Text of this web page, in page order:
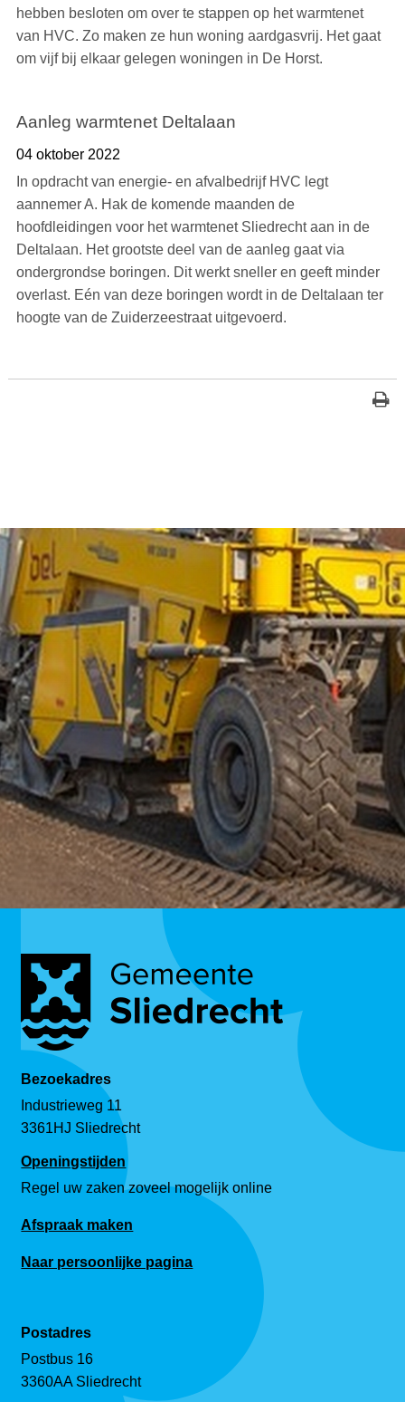
hebben besloten om over te stappen op het warmtenet
van HVC. Zo maken ze hun woning aardgasvrij. Het gaat
om vijf bij elkaar gelegen woningen in De Horst.
Aanleg warmtenet Deltalaan
04 oktober 2022
In opdracht van energie- en afvalbedrijf HVC legt
aannemer A. Hak de komende maanden de
hoofdleidingen voor het warmtenet Sliedrecht aan in de
Deltalaan. Het grootste deel van de aanleg gaat via
ondergrondse boringen. Dit werkt sneller en geeft minder
overlast. Eén van deze boringen wordt in de Deltalaan ter
hoogte van de Zuiderzeestraat uitgevoerd.
Bezoekadres
Industrieweg 11
3361HJ Sliedrecht
Openingstijden
Regel uw zaken zoveel mogelijk online
Afspraak maken
Naar persoonlijke pagina
Postadres
Postbus 16
3360AA Sliedrecht